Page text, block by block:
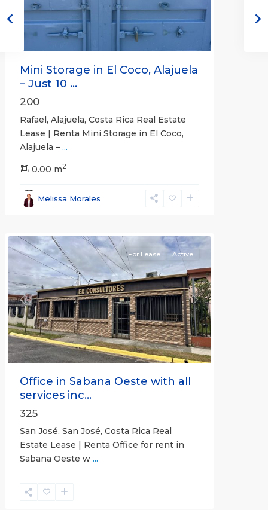
Mini Storage in El Coco, Alajuela
– Just 10 ...
200
Rafael, Alajuela, Costa Rica Real Estate
Lease | Renta Mini Storage in El Coco,
Alajuela – ...
0.00 m2
Melissa Morales
San
San
José
Previous Next
For Lease Active
Office in Sabana Oeste with all
services inc...
325
San José, San José, Costa Rica Real
Estate Lease | Renta Office for rent in
Sabana Oeste w ...
Alajuela